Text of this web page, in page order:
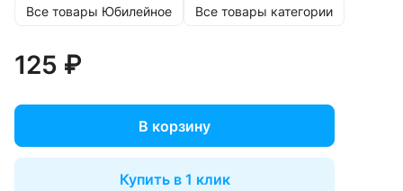
Все товары Юбилейное Все товары категории
125 ₽
В корзину
Купить в 1 клик